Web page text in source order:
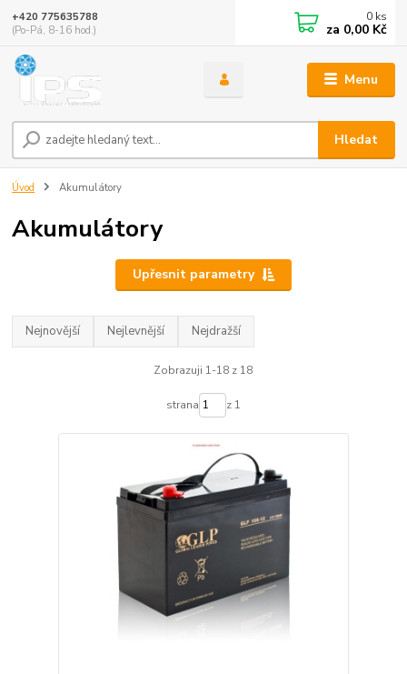
Menu
Hledat
+420 775635788
(Po-Pá, 8-16 hod.)
0 ks
za 0,00 Kč
Úvod Akumulátory
Akumulátory
Upřesnit parametry
Nejnovější Nejlevnější Nejdražší
Zobrazuji 1-18 z 18
strana z 1